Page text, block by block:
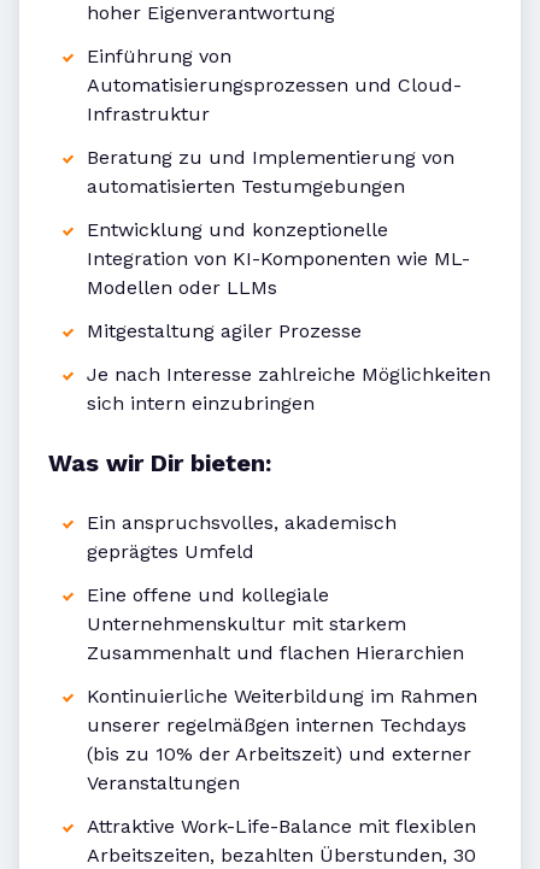
hoher Eigenverantwortung
Einführung von
Automatisierungsprozessen und Cloud-
Infrastruktur
Beratung zu und Implementierung von
automatisierten Testumgebungen
Entwicklung und konzeptionelle
Integration von KI-Komponenten wie ML-
Modellen oder LLMs
Mitgestaltung agiler Prozesse
Je nach Interesse zahlreiche Möglichkeiten
sich intern einzubringen
Was wir Dir bieten:
Ein anspruchsvolles, akademisch
geprägtes Umfeld
Eine offene und kollegiale
Unternehmenskultur mit starkem
Zusammenhalt und flachen Hierarchien
Kontinuierliche Weiterbildung im Rahmen
unserer regelmäßgen internen Techdays
(bis zu 10% der Arbeitszeit) und externer
Veranstaltungen
Attraktive Work-Life-Balance mit flexiblen
Arbeitszeiten, bezahlten Überstunden, 30